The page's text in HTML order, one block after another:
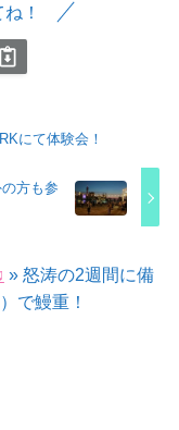
！
にて体験会！
方も参
»怒涛の2週間に備
で鰻重！